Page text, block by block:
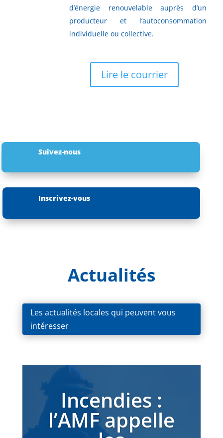
d’énergie renouvelable auprès d’un
producteur et l’autoconsommation
individuelle ou collective.
Lire le courrier
Suivez-nous
Inscrivez-vous
Actualités
Les actualités locales qui peuvent vous
intéresser
Incendies :
l’AMF appelle